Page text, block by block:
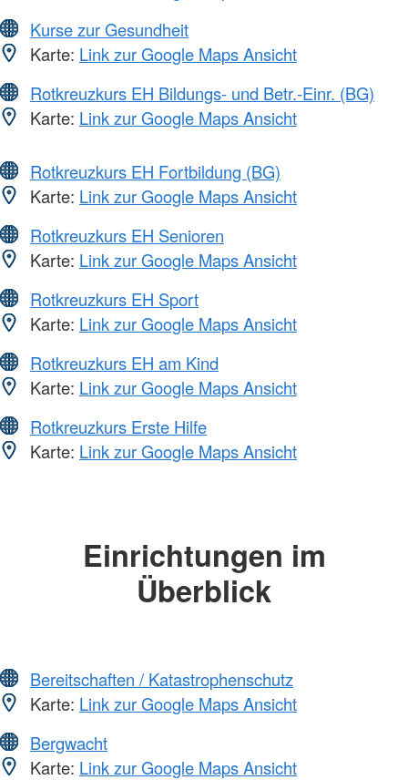
Kurse zur Gesundheit
Karte: Link zur Google Maps Ansicht
Rotkreuzkurs EH Bildungs- und Betr.-Einr. (BG)
Karte: Link zur Google Maps Ansicht
Rotkreuzkurs EH Fortbildung (BG)
Karte: Link zur Google Maps Ansicht
Rotkreuzkurs EH Senioren
Karte: Link zur Google Maps Ansicht
Rotkreuzkurs EH Sport
Karte: Link zur Google Maps Ansicht
Rotkreuzkurs EH am Kind
Karte: Link zur Google Maps Ansicht
Rotkreuzkurs Erste Hilfe
Karte: Link zur Google Maps Ansicht
Einrichtungen im
Überblick
Bereitschaften / Katastrophenschutz
Karte: Link zur Google Maps Ansicht
Bergwacht
Karte: Link zur Google Maps Ansicht